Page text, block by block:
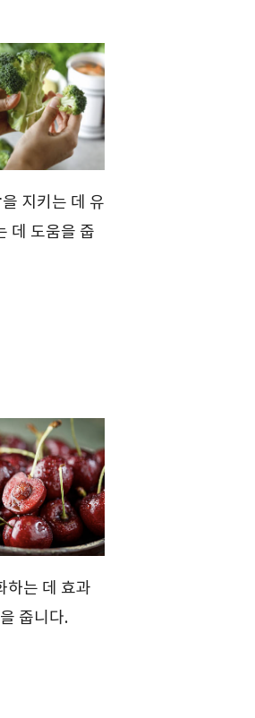
을 지키는 데 유
데 도움을 줍
하는 데 효과
줍니다.